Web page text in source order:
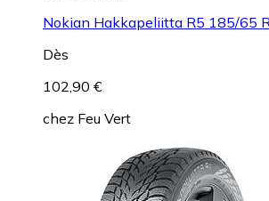
Nokian Hakkapeliitta R5 185/65
Dès
102,90 €
chez Feu Vert